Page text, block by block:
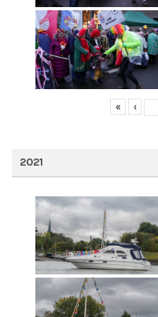
« ‹
2021